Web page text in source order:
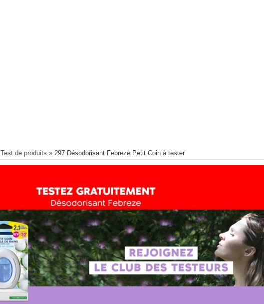
Test de produits » 297 Désodorisant Febreze Petit Coin à tester